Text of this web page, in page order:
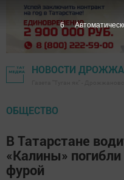
НОВОСТИ
ОБЩЕСТВО
В Татарстане
«Калины»
фурой
5